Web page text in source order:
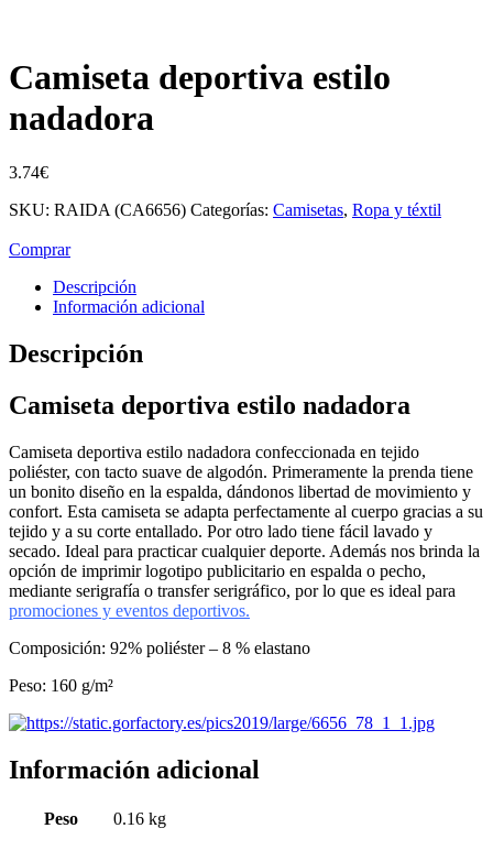
Camiseta deportiva estilo
nadadora
3.74€
SKU: RAIDA (CA6656) Categorías: Camisetas, Ropa y téxtil
Comprar
Descripción
Información adicional
Descripción
Camiseta deportiva estilo nadadora
Camiseta deportiva estilo nadadora confeccionada en tejido
poliéster, con tacto suave de algodón. Primeramente la prenda tiene
un bonito diseño en la espalda, dándonos libertad de movimiento y
confort. Esta camiseta se adapta perfectamente al cuerpo gracias a su
tejido y a su corte entallado. Por otro lado tiene fácil lavado y
secado. Ideal para practicar cualquier deporte. Además nos brinda la
opción de imprimir logotipo publicitario en espalda o pecho,
mediante serigrafía o transfer serigráfico, por lo que es ideal para
promociones y eventos deportivos.
Composición: 92% poliéster – 8 % elastano
Peso: 160 g/m²
Información adicional
Peso 0.16 kg